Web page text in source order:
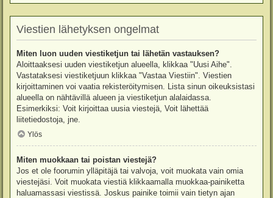
Viestien lähetyksen ongelmat
Miten luon uuden viestiketjun tai lähetän vastauksen?
Aloittaaksesi uuden viestiketjun alueella, klikkaa "Uusi Aihe".
Vastataksesi viestiketjuun klikkaa "Vastaa Viestiin". Viestien
kirjoittaminen voi vaatia rekisteröitymisen. Lista sinun oikeuksistasi
alueella on nähtävillä alueen ja viestiketjun alalaidassa.
Esimerkiksi: Voit kirjoittaa uusia viestejä, Voit lähettää
liitetiedostoja, jne.
Ylös
Miten muokkaan tai poistan viestejä?
Jos et ole foorumin ylläpitäjä tai valvoja, voit muokata vain omia
viestejäsi. Voit muokata viestiä klikkaamalla muokkaa-painiketta
haluamassasi viestissä. Joskus painike toimii vain tietyn ajan